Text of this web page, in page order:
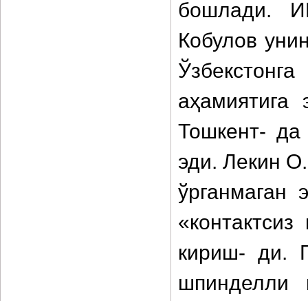
бошлади.
Кобулов
Тошкент-
эди. Лекин
ўрганмаган
кириш- ди.
шпинделли